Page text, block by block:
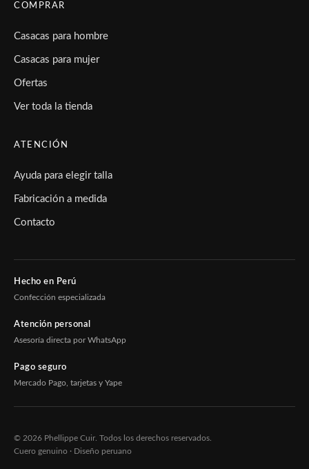
COMPRAR
Casacas para hombre
Casacas para mujer
Ofertas
Ver toda la tienda
ATENCIÓN
Ayuda para elegir talla
Fabricación a medida
Contacto
Hecho en Perú
Confección especializada
Atención personal
Asesoría directa por WhatsApp
Pago seguro
Mercado Pago, tarjetas y Yape
© 2026 Phellippe Cuir. Todos los derechos reservados.
Cuero genuino · Diseño peruano